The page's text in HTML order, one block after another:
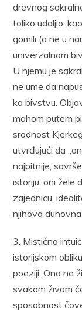
drevnog
toliko udaljio,
gomili (a ne u
univerzalnom
U njemu je
ne ume da
ka bivstvu.
mahom putem
srodnost
utvrđujući da
najbitnije,
istoriju, oni žele
zajednicu,
njihova
3. Mistična
istorijskom
poeziji. Ona ne
svakom živom
sposobnost